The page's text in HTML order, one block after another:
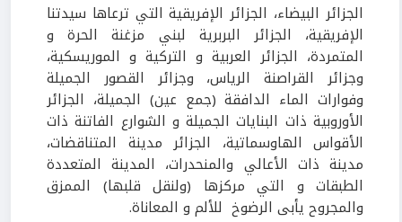
الجزائر البيضاء، الجزائر الإفريقية التي ترعاها سيدتنا
الإفريقية، الجزائر البربرية لبني مزغنة الحرة و
المتمردة، الجزائر العربية و التركية و الموريسكية،
وجزائر القراصنة الرياس، وجزائر القصور الجميلة
وفوارات الماء الدافقة (جمع عين) الجميلة، الجزائر
الأوروبية ذات البنايات الجميلة و الشوارع الفاتنة ذات
الأقواس الهاوسماتية، الجزائر مدينة المتناقضات،
مدينة ذات الأعالي والمنحدرات، المدينة المتعددة
الطبقات و التي مركزها (ولنقل قلبها) الممزق
والمجروح يأبى الرضوخ للألم و المعاناة.